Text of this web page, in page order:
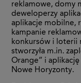
reklamowe, domy
deweloperzy
aplikacje mobilne,
kampanie
konkursów i loterii
stworzyła m.in.
Orange” i
Nowe Horyzonty.